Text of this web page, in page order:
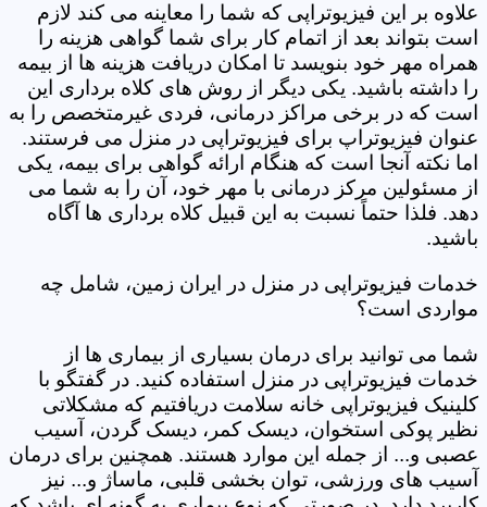
علاوه بر این فیزیوتراپی که شما را معاینه می کند لازم
است بتواند بعد از اتمام کار برای شما گواهی هزینه را
همراه مهر خود بنویسد تا امکان دریافت هزینه ها از بیمه
را داشته باشید. یکی دیگر از روش های کلاه برداری این
است که در برخی مراکز درمانی، فردی غیرمتخصص را به
عنوان فیزیوتراپ برای فیزیوتراپی در منزل می فرستند.
اما نکته آنجا است که هنگام ارائه گواهی برای بیمه، یکی
از مسئولین مرکز درمانی با مهر خود، آن را به شما می
دهد. فلذا حتماً نسبت به این قبیل کلاه برداری ها آگاه
باشید.
خدمات فیزیوتراپی در منزل در ایران زمین، شامل چه
مواردی است؟
شما می توانید برای درمان بسیاری از بیماری ها از
خدمات فیزیوتراپی در منزل استفاده کنید. در گفتگو با
کلینیک فیزیوتراپی خانه سلامت دریافتیم که مشکلاتی
نظیر پوکی استخوان، دیسک کمر، دیسک گردن، آسیب
عصبی و... از جمله این موارد هستند. همچنین برای درمان
آسیب های ورزشی، توان بخشی قلبی، ماساژ و... نیز